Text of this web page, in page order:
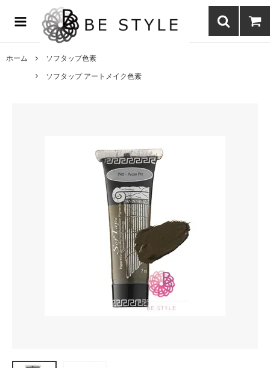
まつげエクステ商材の通販・まつげパーマ・ボディジュエリーなどまつ
げ商材・美容商材の通販｜BE STYLE beauty shop
ホーム
ソフタップ色素
ソフタップ アートメイク色素